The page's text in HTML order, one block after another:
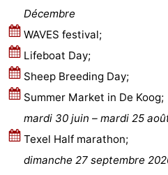
Wadden
phoques
manger
Événements
Pratiques
Forum
Route
-
Ferry
Décembre
WAVES festival;
Lifeboat Day;
Sheep Breeding Day;
Summer Market in De Koog;
mardi 30 juin – mardi 25
Texel Half marathon;
dimanche 27 septembre